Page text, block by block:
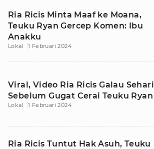
Ria Ricis Minta Maaf ke Moana,
Teuku Ryan Gercep Komen: Ibu
Anakku
Lokal 1 Februari 2024
Viral, Video Ria Ricis Galau Sehari
Sebelum Gugat Cerai Teuku Ryan
Lokal 1 Februari 2024
Ria Ricis Tuntut Hak Asuh, Teuku